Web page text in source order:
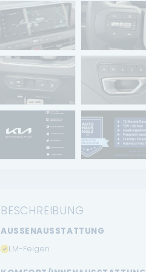
BESCHREIBUNG
AUSSENAUSSTATTUNG
LM-Felgen